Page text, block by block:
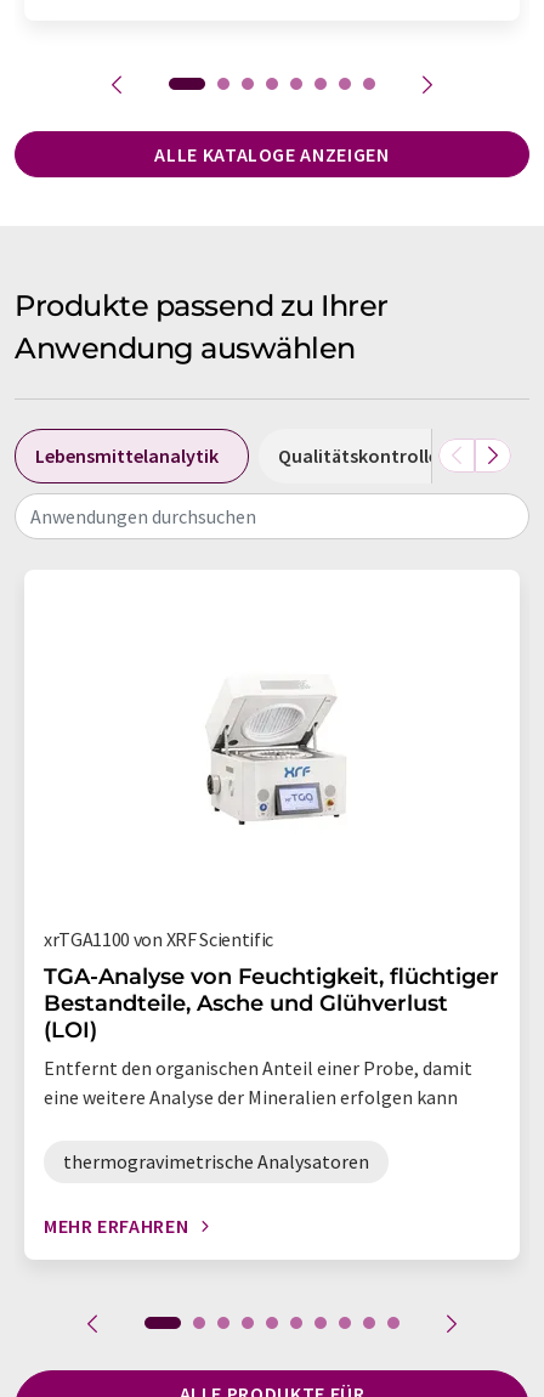
ALLE KATALOGE ANZEIGEN
Produkte passend zu Ihrer
Anwendung auswählen
Lebensmittelanalytik Qualitätskontrolle
Anwendungen durchsuchen
xrTGA1100 von XRF Scientific
TGA-Analyse von Feuchtigkeit, flüchtiger
Bestandteile, Asche und Glühverlust
(LOI)
Entfernt den organischen Anteil einer Probe, damit
eine weitere Analyse der Mineralien erfolgen kann
thermogravimetrische Analysatoren
MEHR ERFAHREN